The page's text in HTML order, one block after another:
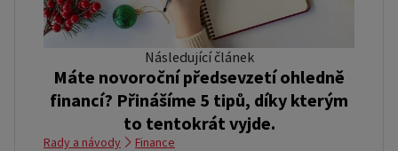
Následující článek
Máte novoroční předsevzetí ohledně
financí? Přinášíme 5 tipů, díky kterým
to tentokrát vyjde.
Rady a návody Finance